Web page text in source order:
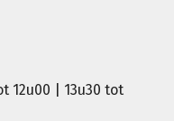
12u00 | 13u30 tot